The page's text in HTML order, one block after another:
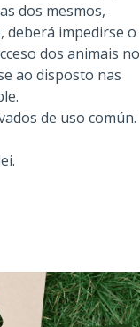
dos mesmos,
deberá impedirse o
dos animais no
ao disposto nas
de uso común.